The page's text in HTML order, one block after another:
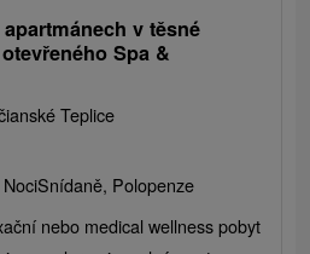
v těsné
Spa &
Teplice
Snídaně, Polopenze
nebo medical wellness pobyt